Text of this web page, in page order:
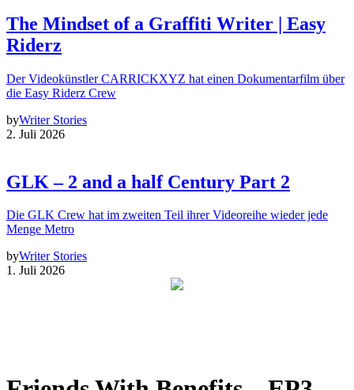
The Mindset of a Graffiti Writer | Easy
Riderz
Der Videokünstler CARRICKXYZ hat einen Dokumentarfilm über
die Easy Riderz Crew
byWriter Stories
2. Juli 2026
GLK – 2 and a half Century Part 2
Die GLK Crew hat im zweiten Teil ihrer Videoreihe wieder jede
Menge Metro
byWriter Stories
1. Juli 2026